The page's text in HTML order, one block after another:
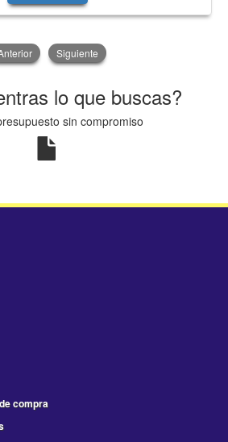
Siguiente
lo que buscas?
sin compromiso
compra